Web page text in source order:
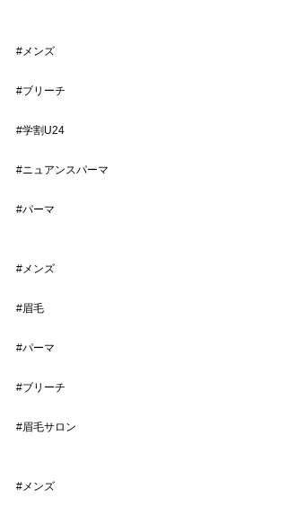
#メンズ
#ブリーチ
#学割U24
#ニュアンスパーマ
#パーマ
#メンズ
#眉毛
#パーマ
#ブリーチ
#眉毛サロン
#メンズ